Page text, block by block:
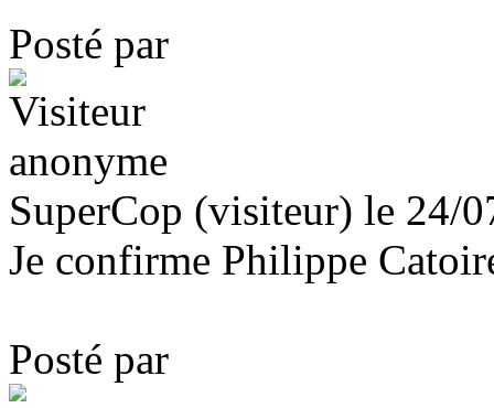
Posté par
SuperCop (visiteur) le 24/
Je confirme Philippe
Posté par